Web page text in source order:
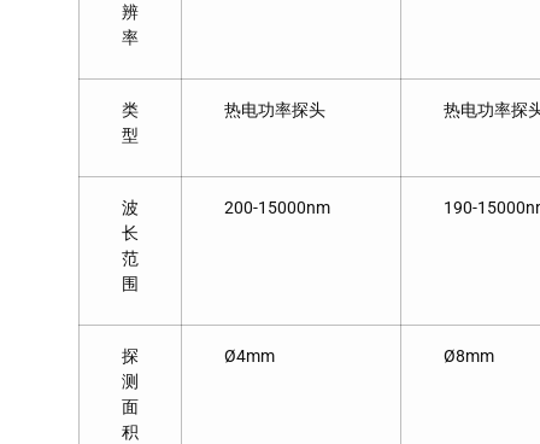
辨
率
类
型
热电功率探头 热电功率探
波
长
范
围
200-15000nm 190-
探
测
面
积
Ø4mm Ø8mm